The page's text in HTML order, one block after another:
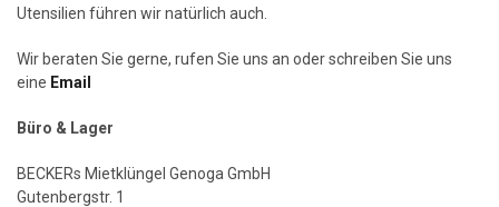
Utensilien führen wir natürlich auch.
Wir beraten Sie gerne, rufen Sie uns an oder schreiben Sie uns
eine Email
Büro & Lager
BECKERs Mietklüngel Genoga GmbH
Gutenbergstr. 1